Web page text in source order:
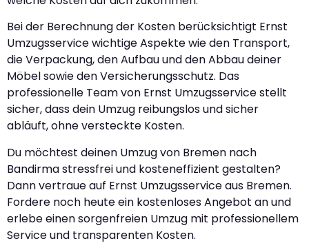
Bei der Berechnung der Kosten berücksichtigt Ernst
Umzugsservice wichtige Aspekte wie den Transport,
die Verpackung, den Aufbau und den Abbau deiner
Möbel sowie den Versicherungsschutz. Das
professionelle Team von Ernst Umzugsservice stellt
sicher, dass dein Umzug reibungslos und sicher
abläuft, ohne versteckte Kosten.
Du möchtest deinen Umzug von Bremen nach
Bandirma stressfrei und kosteneffizient gestalten?
Dann vertraue auf Ernst Umzugsservice aus Bremen.
Fordere noch heute ein kostenloses Angebot an und
erlebe einen sorgenfreien Umzug mit professionellem
Service und transparenten Kosten.